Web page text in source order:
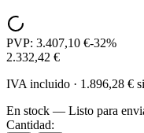
PVP: 3.407,10 €-32%
2.332,42 €
IVA incluido · 1.896,28 €
En stock — Listo para
Cantidad: